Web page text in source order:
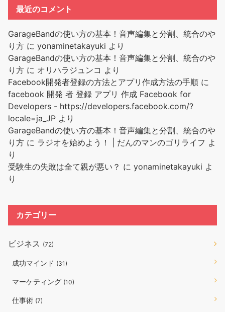
最近のコメント
GarageBandの使い方の基本！音声編集と分割、統合のや
り方 に yonaminetakayuki より
GarageBandの使い方の基本！音声編集と分割、統合のや
り方 に オリハラジュンコ より
Facebook開発者登録の方法とアプリ作成方法の手順 に
facebook 開発 者 登録 アプリ 作成 Facebook for
Developers - https://developers.facebook.com/?
locale=ja_JP より
GarageBandの使い方の基本！音声編集と分割、統合のや
り方 に ラジオを始めよう！ | だんのマンのゴリライフ よ
り
受験生の失敗は全て親が悪い？ に yonaminetakayuki よ
り
カテゴリー
ビジネス (72)
成功マインド (31)
マーケティング (10)
仕事術 (7)